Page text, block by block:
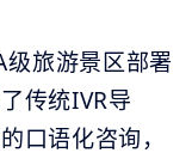
旅游景区部署
传统IVR导
口语化咨询，